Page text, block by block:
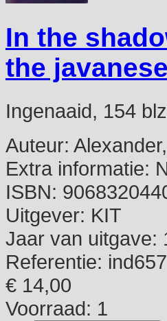
In the
the
Ingenaaid, 154
Auteur:
Extra informatie:
ISBN:
Uitgever: KIT
Jaar van uitgave:
Referentie: ind657
€ 14,00
Voorraad: 1